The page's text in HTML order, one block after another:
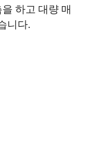
하고 대량 매
니다.